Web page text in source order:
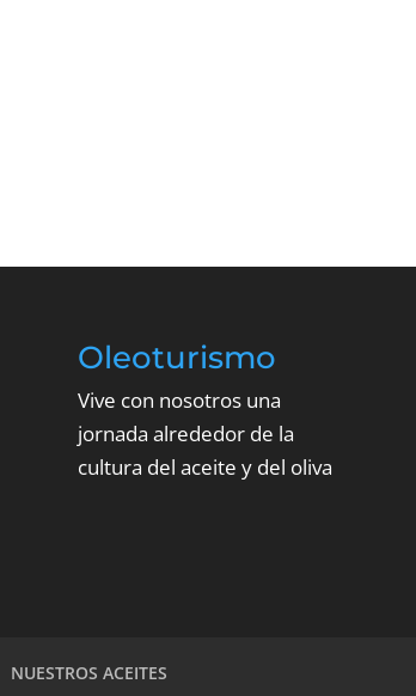
Oleoturismo
Vive con nosotros una
jornada alrededor de la
cultura del aceite y del oliva
NUESTROS ACEITES